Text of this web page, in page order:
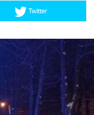
Twitter